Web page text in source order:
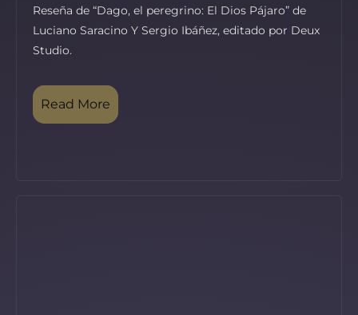
Reseña de “Dago, el peregrino: El Dios Pájaro” de
Luciano Saracino Y Sergio Ibáñez, editado por Deux
Studio.
Read More